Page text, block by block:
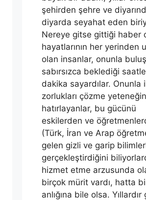
şehirden şehre ve
diyarda seyahat eden
Nereye gitse gittiği haber
hayatlarının her yerinden
olan insanlar, onunla
sabırsızca beklediği
dakika sayardılar. Onunla
zorlukları çözme
hatırlayanlar, bu gücünü
eskilerden ve
(Türk, İran ve Arap
gelen gizli ve garip
gerçekleştirdiğini
hizmet etme arzusunda
birçok mürit vardı, hatta
anlığına bile olsa. Yıllardır